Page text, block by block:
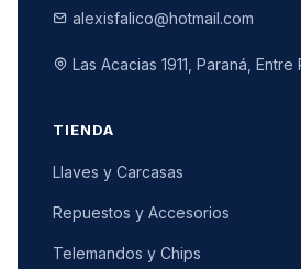
alexisfalico@hotmail.com
Las Acacias 1911, Paraná, Entre
TIENDA
Llaves y Carcasas
Repuestos y Accesorios
Telemandos y Chips